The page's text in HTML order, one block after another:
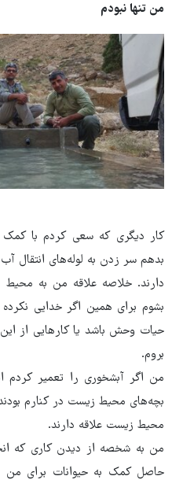
من تنها نبودم
کار دیگری که سعی کردم با کمک
بدهم سر زدن به لوله‌های انتقال
دارند. خلاصه علاقه من به
بشوم برای همین اگر خدایی
حیات وحش باشد یا کارهایی از
بروم.
من اگر آبشخوری را تعمیر کردم
بچه‌های محیط زیست در کنارم
محیط زیست علاقه دارند.
من به شخصه از دیدن کاری که
حاصل کمک به حیوانات برای من